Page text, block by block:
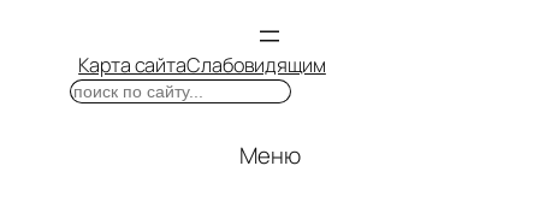
Карта сайтаСлабовидящим
Поиск
Меню